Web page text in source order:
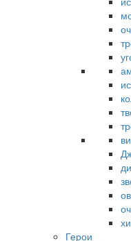
Герои